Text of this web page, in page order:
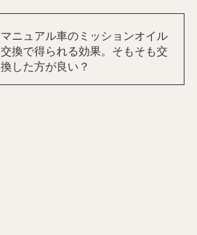
マニュアル車のミッションオイル
交換で得られる効果。そもそも交
換した方が良い？